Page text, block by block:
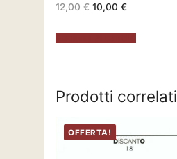
12,00€ Il
prezzo
era:
12,00 €.
10,00 €Il
è:
10,00 €.
Prodotti correlati
OFFERTA!